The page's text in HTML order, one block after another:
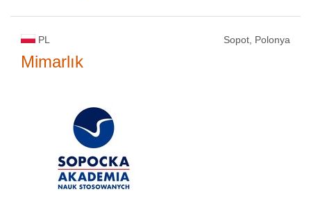
PL Sopot, Polonya
Mimarlık